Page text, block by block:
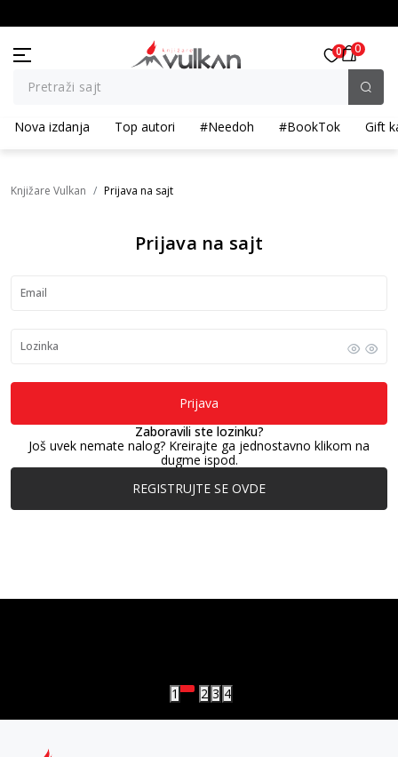
Pretraži sajt
0 0
Nova izdanja Top autori #Needoh #BookTok Gift
Knjižare Vulkan Prijava na sajt
Prijava na sajt
Email
Lozinka
Prijava
Zaboravili ste lozinku?
Još uvek nemate nalog? Kreirajte ga jednostavno klikom na
dugme ispod.
REGISTRUJTE SE OVDE
1 2 3 4